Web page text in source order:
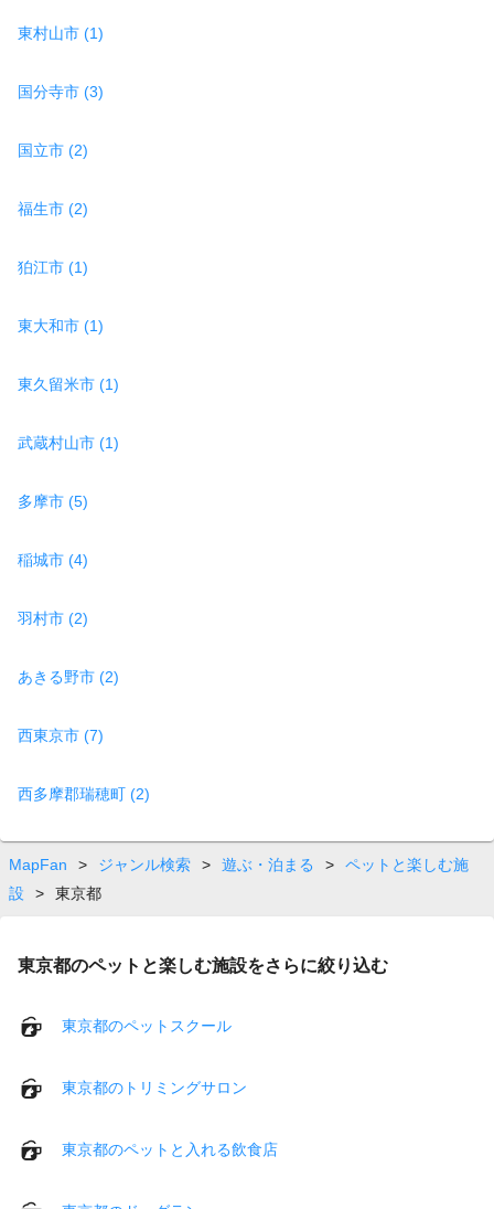
東村山市 (1)
国分寺市 (3)
国立市 (2)
福生市 (2)
狛江市 (1)
東大和市 (1)
東久留米市 (1)
武蔵村山市 (1)
多摩市 (5)
稲城市 (4)
羽村市 (2)
あきる野市 (2)
西東京市 (7)
西多摩郡瑞穂町 (2)
MapFan > ジャンル検索 > 遊ぶ・泊まる >
ペットと楽しむ施
設
> 東京都
東京都のペットと楽しむ施設をさらに絞り込む
東京都のペットスクール
東京都のトリミングサロン
東京都のペットと入れる飲食店